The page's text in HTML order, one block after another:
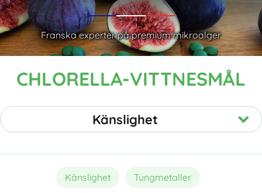
Franska experter på premium mikroalger
CHLORELLA-VITTNESMÅL
Känslighet
Känslighet Tungmetaller